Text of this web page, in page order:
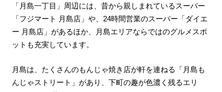
「月島一丁目」周辺には、昔から親しまれているスーパー
「フジマート 月島店」や、24時間営業のスーパー「ダイエ
ー 月島店」があるほか、月島エリアならではのグルメスポ
ットも充実しています。
月島は、たくさんのもんじゃ焼き店が軒を連ねる「月島も
んじゃストリート」があり、下町の趣が色濃く残るエリ